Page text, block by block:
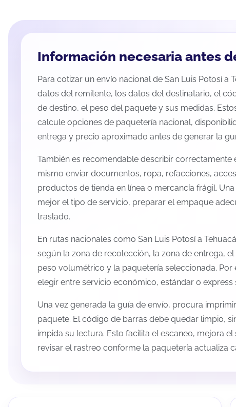
Información necesaria antes
Para cotizar un envío nacional de San Luis Potosí a
datos del remitente, los datos del destinatario, el
de destino, el peso del paquete y sus medidas.
calcule opciones de paquetería nacional,
entrega y precio aproximado antes de generar la
También es recomendable describir correctamente
mismo enviar documentos, ropa, refacciones,
productos de tienda en línea o mercancía frágil.
mejor el tipo de servicio, preparar el empaque
traslado.
En rutas nacionales como San Luis Potosí a
según la zona de recolección, la zona de entrega,
peso volumétrico y la paquetería seleccionada.
elegir entre servicio económico, estándar o express
Una vez generada la guía de envío, procura
paquete. El código de barras debe quedar limpio,
impida su lectura. Esto facilita el escaneo, mejora
revisar el rastreo conforme la paquetería actualiza